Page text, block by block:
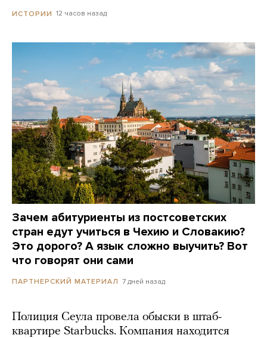
ИСТОРИИ 12 часов назад
Зачем абитуриенты из постсоветских
стран едут учиться в Чехию и Словакию?
Это дорого? А язык сложно выучить? Вот
что говорят они сами
ПАРТНЕРСКИЙ МАТЕРИАЛ 7 дней назад
Полиция Сеула провела обыски в штаб-
квартире Starbucks. Компания находится